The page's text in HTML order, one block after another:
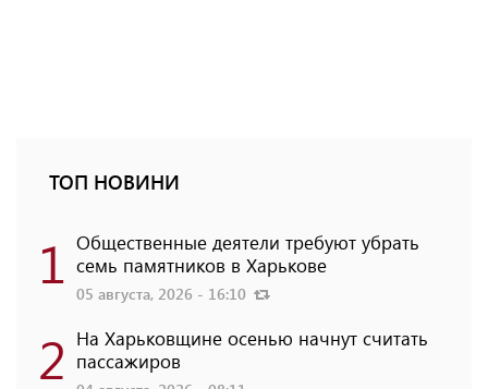
ТОП НОВИНИ
1 Общественные деятели требуют убрать
семь памятников в Харькове
05 августа, 2026 - 16:10
2 На Харьковщине осенью начнут считать
пассажиров